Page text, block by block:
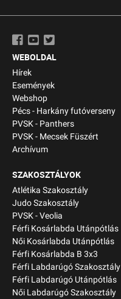
WEBOLDAL
Hírek
Események
Webshop
Pécs - Harkány futóverseny
PVSK - Panthers
PVSK - Mecsek Füszért
Archívum
SZAKOSZTÁLYOK
Atlétika Szakosztály
Judo Szakosztály
PVSK - Veolia
Férfi Kosárlabda Utánpótlás
Női Kosárlabda Utánpótlás
Férfi Kosárlabda B 3x3
Férfi Labdarúgó Szakosztály
Férfi Labdarúgó Utánpótlás
Női Labdarúgó Szakosztály